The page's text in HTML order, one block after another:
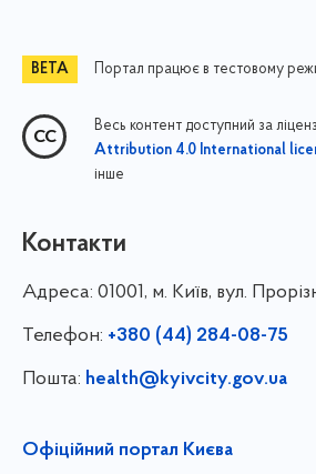
Портал працює в тестовому
Весь контент доступний за
Attribution 4.0 International
інше
Контакти
Адреса: 01001, м. Київ, вул.
Телефон: +380 (44) 284-08-75
Пошта: health@kyivcity.gov.ua
Офіційний портал Києва